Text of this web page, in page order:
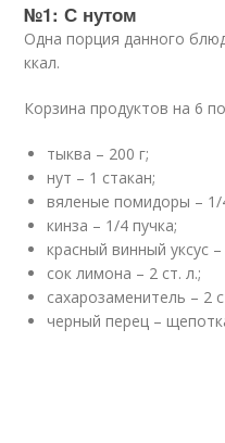
№1: С нутом
Одна порция данного
ккал.
Корзина продуктов на 6
тыква – 200 г;
нут – 1 стакан;
вяленые помидоры – 1/
кинза – 1/4 пучка;
красный винный уксус –
сок лимона – 2 ст. л.;
сахарозаменитель – 2
черный перец –